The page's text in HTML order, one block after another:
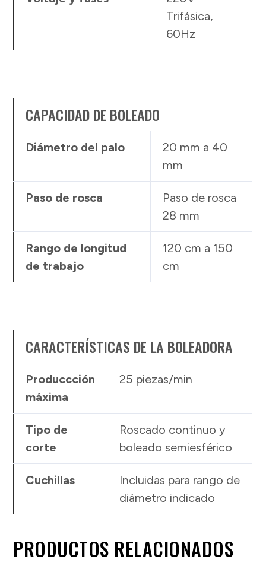
Trifásica,
60Hz
CAPACIDAD DE BOLEADO
Diámetro del palo
20 mm a 40
mm
Paso de rosca
Paso de rosca
28 mm
Rango de longitud
de trabajo
120 cm a 150
cm
CARACTERÍSTICAS DE LA BOLEADORA
Produccción
máxima
25 piezas/min
Tipo de
corte
Roscado continuo y
boleado semiesférico
Cuchillas
Incluidas para rango de
diámetro indicado
PRODUCTOS RELACIONADOS